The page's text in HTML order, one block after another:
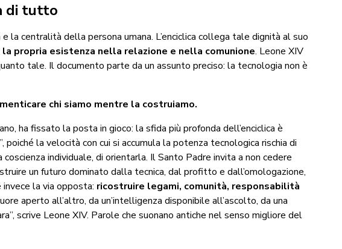
di tutto
e la centralità della persona umana. L’enciclica collega tale dignità al suo
la propria esistenza nella relazione e nella comunione. Leone XIV
tale. Il documento parte da un assunto preciso: la tecnologia non è
chi siamo mentre la costruiamo.
ha fissato la posta in gioco: la sfida più profonda dell’enciclica è
la velocità con cui si accumula la potenza tecnologica rischia di
individuale, di orientarla. Il Santo Padre invita a non cedere
un futuro dominato dalla tecnica, dal profitto e dall’omologazione,
la via opposta: ricostruire legami, comunità, responsabilità
aperto all’altro, da un’intelligenza disponibile all’ascolto, da una
scrive Leone XIV. Parole che suonano antiche nel senso migliore del